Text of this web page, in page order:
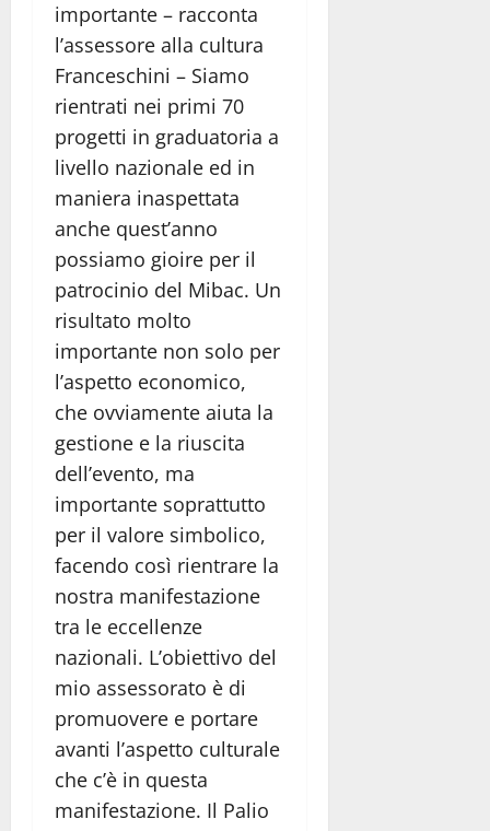
importante – racconta
l’assessore alla cultura
Franceschini – Siamo
rientrati nei primi 70
progetti in graduatoria a
livello nazionale ed in
maniera inaspettata
anche quest’anno
possiamo gioire per il
patrocinio del Mibac. Un
risultato molto
importante non solo per
l’aspetto economico,
che ovviamente aiuta la
gestione e la riuscita
dell’evento, ma
importante soprattutto
per il valore simbolico,
facendo così rientrare la
nostra manifestazione
tra le eccellenze
nazionali. L’obiettivo del
mio assessorato è di
promuovere e portare
avanti l’aspetto culturale
che c’è in questa
manifestazione. Il Palio